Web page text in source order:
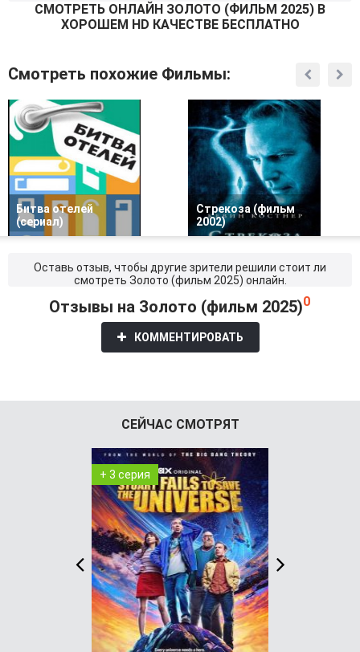
СМОТРEТЬ ОНЛАЙН ЗОЛОТО (ФИЛЬМ 2025) В
ХОРОШЕМ HD КАЧЕСТВЕ БЕСПЛАТНО
Смотреть похожие Фильмы:
Битва отелей
(сериал)
Стрекоза (фильм
2002)
Оставь отзыв, чтобы другие зрители решили стоит ли
смотреть Золото (фильм 2025) онлайн.
Отзывы на Золото (фильм 2025)0
КОММЕНТИРОВАТЬ
СЕЙЧАС СМОТРЯТ
+ 3 серия